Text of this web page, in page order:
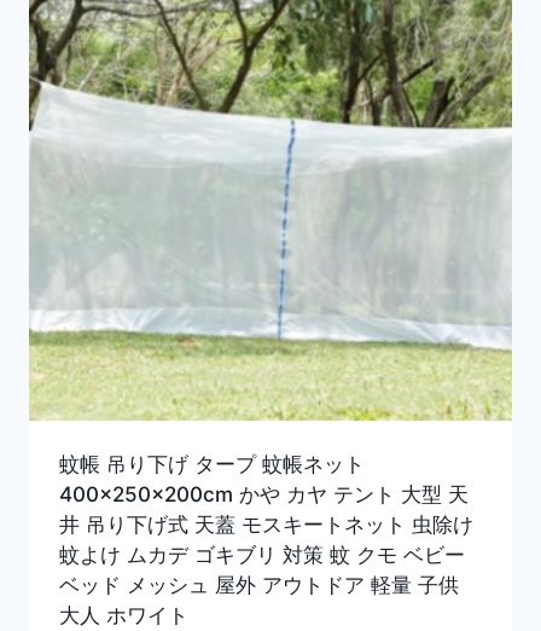
蚊帳 吊り下げ タープ 蚊帳ネット
400×250×200cm かや カヤ テント 大型 天
井 吊り下げ式 天蓋 モスキートネット 虫除け
蚊よけ ムカデ ゴキブリ 対策 蚊 クモ ベビー
ベッド メッシュ 屋外 アウトドア 軽量 子供
大人 ホワイト